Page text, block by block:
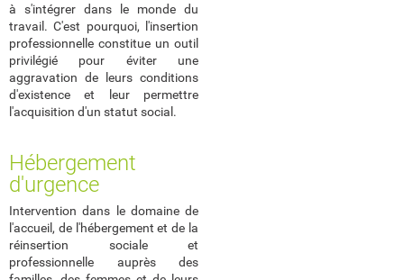
à s'intégrer dans le monde du
travail. C'est pourquoi, l'insertion
professionnelle constitue un outil
privilégié pour éviter une
aggravation de leurs conditions
d'existence et leur permettre
l'acquisition d'un statut social.
Hébergement
d'urgence
Intervention dans le domaine de
l'accueil, de l'hébergement et de la
réinsertion sociale et
professionnelle auprès des